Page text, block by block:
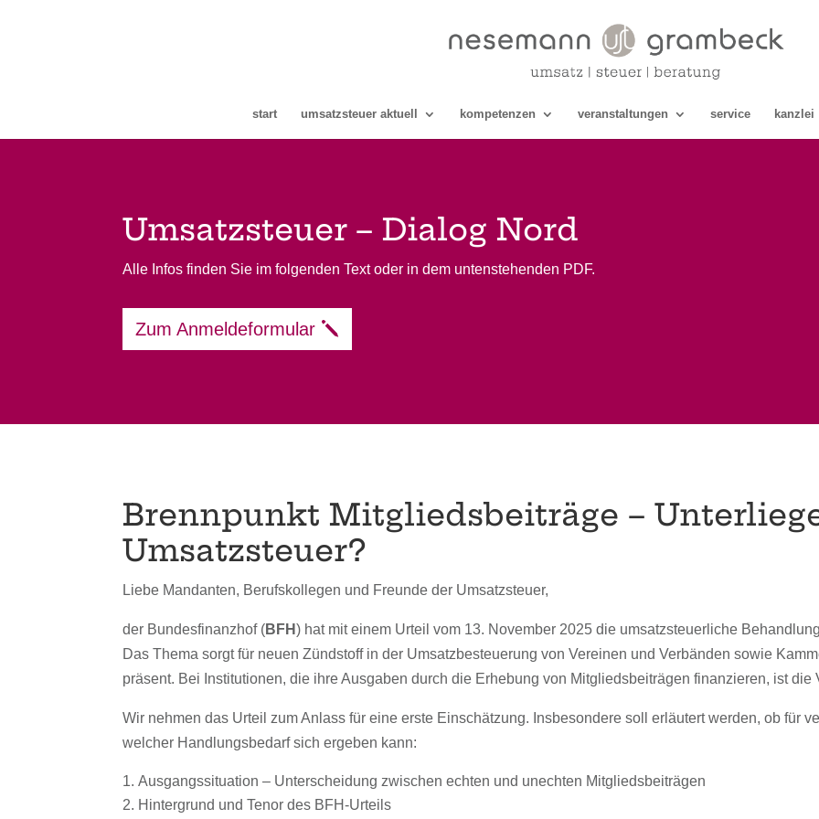
start umsatzsteuer aktuell kompetenzen veranstaltungen service kanzlei
Umsatzsteuer – Dialog Nord
Alle Infos finden Sie im folgenden Text oder in dem untenstehenden PDF.
Zum Anmeldeformular
Brennpunkt Mitgliedsbeiträge –
Umsatzsteuer?
Liebe Mandanten, Berufskollegen und Freunde der Umsatzsteuer,
der Bundesfinanzhof (BFH) hat mit einem Urteil vom 13. November 2025 die umsatzsteuerliche
Das Thema sorgt für neuen Zündstoff in der Umsatzbesteuerung von Vereinen und Verbänden sowie
präsent. Bei Institutionen, die ihre Ausgaben durch die Erhebung von Mitgliedsbeiträgen finanzieren, ist
Wir nehmen das Urteil zum Anlass für eine erste Einschätzung. Insbesondere soll erläutert werden, ob für
welcher Handlungsbedarf sich ergeben kann:
Ausgangssituation – Unterscheidung zwischen echten und unechten Mitgliedsbeiträgen
Hintergrund und Tenor des BFH-Urteils